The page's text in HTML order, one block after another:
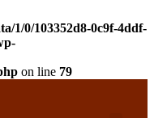
1/0/103352d8-0c9f-4ddf-
on line 79